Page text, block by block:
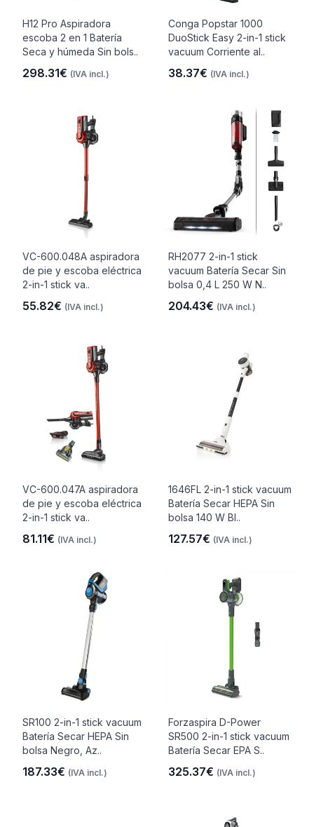
H12 Pro Aspiradora
escoba 2 en 1 Batería
Seca y húmeda Sin bols..
298.31€ (IVA incl.)
Conga Popstar 1000
DuoStick Easy 2-in-1 stick
vacuum Corriente al..
38.37€ (IVA incl.)
VC-600.048A aspiradora
de pie y escoba eléctrica
2-in-1 stick va..
55.82€ (IVA incl.)
RH2077 2-in-1 stick
vacuum Batería Secar Sin
bolsa 0,4 L 250 W N..
204.43€ (IVA incl.)
VC-600.047A aspiradora
de pie y escoba eléctrica
2-in-1 stick va..
81.11€ (IVA incl.)
1646FL 2-in-1 stick vacuum
Batería Secar HEPA Sin
bolsa 140 W Bl..
127.57€ (IVA incl.)
SR100 2-in-1 stick vacuum
Batería Secar HEPA Sin
bolsa Negro, Az..
187.33€ (IVA incl.)
Forzaspira D-Power
SR500 2-in-1 stick vacuum
Batería Secar EPA S..
325.37€ (IVA incl.)